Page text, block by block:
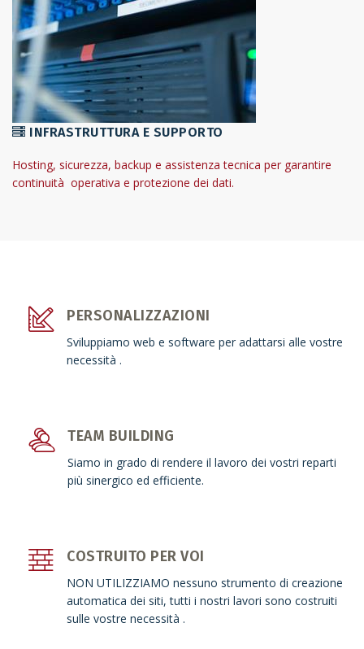
INFRASTRUTTURA E SUPPORTO
Hosting, sicurezza, backup e assistenza tecnica per garantire
continuità operativa e protezione dei dati.
PERSONALIZZAZIONI
Sviluppiamo web e software per adattarsi alle vostre
necessità .
TEAM BUILDING
Siamo in grado di rendere il lavoro dei vostri reparti
più sinergico ed efficiente.
COSTRUITO PER VOI
NON UTILIZZIAMO nessuno strumento di creazione
automatica dei siti, tutti i nostri lavori sono costruiti
sulle vostre necessità .